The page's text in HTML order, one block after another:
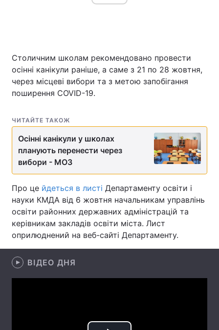
Головна Війна
Україна Політика
Економіка
Спорт
Техно і зв'язок
Зброя
Здоров'я Туризм
Цікавинки Погода
Екологія Регіони
Лонгріди
Відео з Youtube Статті
Вакансії
Столичним школам рекомендовано провести
осінні канікули раніше, а саме з 21 по 28 жовтня,
через місцеві вибори та з метою запобігання
поширення COVID-19.
ЧИТАЙТЕ ТАКОЖ
Осінні канікули у школах
планують перенести через
вибори - МОЗ
Про це йдеться в листі Департаменту освіти і
науки КМДА від 6 жовтня начальникам управлінь
освіти районних державних адміністрацій та
керівникам закладів освіти міста. Лист
оприлюднений на веб-сайті Департаменту.
ВІДЕО ДНЯ